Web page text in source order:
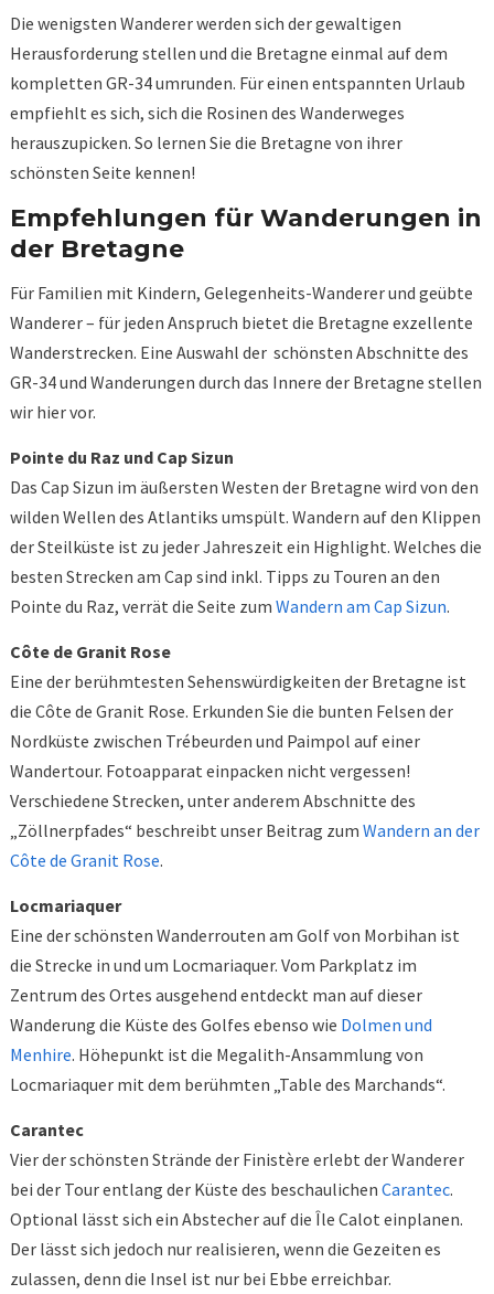
Die wenigsten Wanderer werden sich der gewaltigen
Herausforderung stellen und die Bretagne einmal auf dem
kompletten GR-34 umrunden. Für einen entspannten Urlaub
empfiehlt es sich, sich die Rosinen des Wanderweges
herauszupicken. So lernen Sie die Bretagne von ihrer
schönsten Seite kennen!
Empfehlungen für Wanderungen in
der Bretagne
Für Familien mit Kindern, Gelegenheits-Wanderer und geübte
Wanderer – für jeden Anspruch bietet die Bretagne exzellente
Wanderstrecken. Eine Auswahl der schönsten Abschnitte des
GR-34 und Wanderungen durch das Innere der Bretagne stellen
wir hier vor.
Pointe du Raz und Cap Sizun
Das Cap Sizun im äußersten Westen der Bretagne wird von den
wilden Wellen des Atlantiks umspült. Wandern auf den Klippen
der Steilküste ist zu jeder Jahreszeit ein Highlight. Welches die
besten Strecken am Cap sind inkl. Tipps zu Touren an den
Pointe du Raz, verrät die Seite zum Wandern am Cap Sizun.
Côte de Granit Rose
Eine der berühmtesten Sehenswürdigkeiten der Bretagne ist
die Côte de Granit Rose. Erkunden Sie die bunten Felsen der
Nordküste zwischen Trébeurden und Paimpol auf einer
Wandertour. Fotoapparat einpacken nicht vergessen!
Verschiedene Strecken, unter anderem Abschnitte des
„Zöllnerpfades“ beschreibt unser Beitrag zum Wandern an der
Côte de Granit Rose.
Locmariaquer
Eine der schönsten Wanderrouten am Golf von Morbihan ist
die Strecke in und um Locmariaquer. Vom Parkplatz im
Zentrum des Ortes ausgehend entdeckt man auf dieser
Wanderung die Küste des Golfes ebenso wie Dolmen und
Menhire. Höhepunkt ist die Megalith-Ansammlung von
Locmariaquer mit dem berühmten „Table des Marchands“.
Carantec
Vier der schönsten Strände der Finistère erlebt der Wanderer
bei der Tour entlang der Küste des beschaulichen Carantec.
Optional lässt sich ein Abstecher auf die Île Calot einplanen.
Der lässt sich jedoch nur realisieren, wenn die Gezeiten es
zulassen, denn die Insel ist nur bei Ebbe erreichbar.